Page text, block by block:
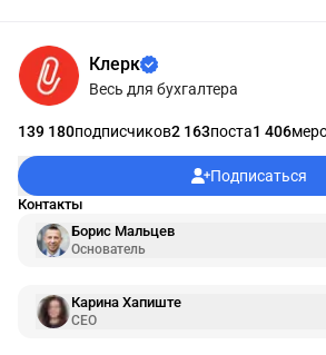
Информации об авторе
Клерк
Весь для бухгалтера
139 180подписчиков2 163поста1 406
Подписаться
Контакты
Борис Мальцев
Основатель
Карина Хапиште
CEO